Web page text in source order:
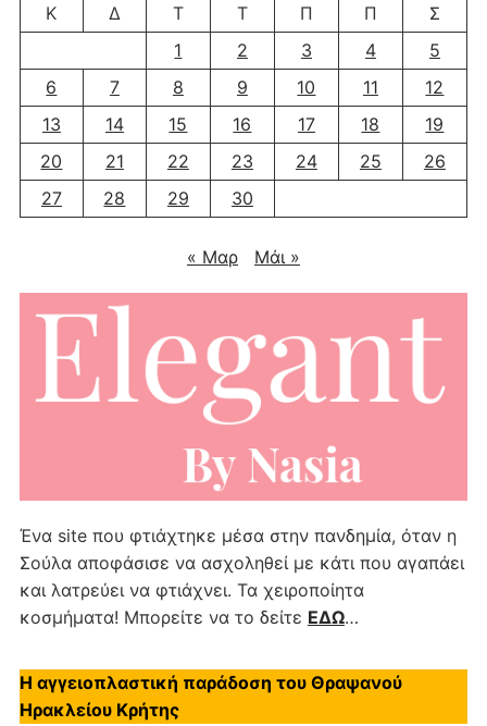
Κ Δ Τ Τ Π Π
Σ
1
2 3 4
5
6
7 8 9 10 11
12
13
14 15 16 17 18
19
20
21 22 23 24 25
26
27
28 29 30
« Μαρ Μάι »
Ένα site που φτιάχτηκε μέσα στην πανδημία, όταν η
Σούλα αποφάσισε να ασχοληθεί με κάτι που αγαπάει
και λατρεύει να φτιάχνει. Τα χειροποίητα
κοσμήματα! Μπορείτε να το δείτε ΕΔΩ…
Η αγγειοπλαστική παράδοση του Θραψανού
Ηρακλείου Κρήτης